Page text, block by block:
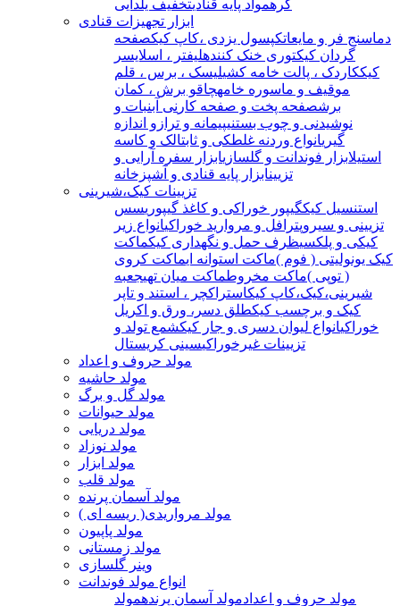
کرهمواد پایه قنادیتخفیف یلدایی
ابزار تجهیزات قنادی
دماسنج فر و مایعاتکپسول یزدی ،کاپ کیکصفحه
گردان کیکتوری خنک کنندهلیفتر ، اسلایسر
کیککاردک ، پالت خامه کشیلیسک ، برس ، قلم
موقیف و ماسوره خامهچاقو برش ، کمان
برشصفحه پخت و صفحه کار نی آبنبات و
نوشیدنی و چوب بستنیپیمانه و ترازو اندازه
گیریانواع وردنه غلطکی و ثابتالک و کاسه
استیلابزار فوندانت و گلسازیابزار سفره آرایی و
تزیینابزار پایه قنادی و آشپزخانه
تزیینات کیک،شیرینی
استنسیل کیکگیپور خوراکی و کاغذ گیپوریسس
تزیینی و سیروپترافل و مروارید خوراکیانواع زیر
کیکی و پلکسیظرف حمل و نگهداری کیکماکت
کیک یونولیتی ( فوم )ماکت استوانه ایماکت کروی
( توپی )ماکت مخروطماکت میان تهیجعبه
شیرینی،کیک،کاپ کیکاستراکچر ، استند و تاپر
کیک و برچسب کیکطلق دسر، ورق و اکریل
خوراکیانواع لیوان دسری و جار کیکشمع تولد و
تزیینات غیرخوراکیسینی کریستال
مولد حروف و اعداد
مولد حاشیه
مولد گل و برگ
مولد حیوانات
مولد دریایی
مولد نوزاد
مولد ابزار
مولد قلب
مولد آسمان پرنده
مولد مرواریدی( ریسه ای )
مولد پاپیون
مولد زمستانی
وینر گلسازی
انواع مولد فوندانت
مولد حروف و اعدادمولد آسمان پرندهمولد